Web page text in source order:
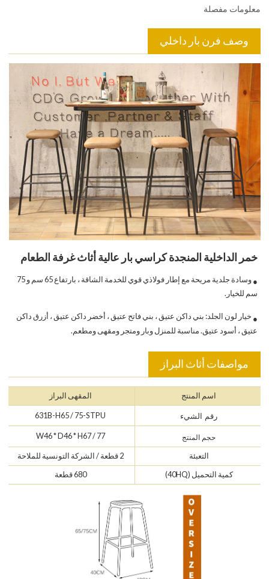
معلومات مفصلة
وصف فرن بار داخلي
خمر الداخلية المنجدة كراسي بار عالية أثاث غرفة الطعام
●
وسادة جلدية مريحة مع إطار فولاذي قوي للخدمة الشاقة ، بارتفاع 65 سم و 75
سم للخيار.
● خيار لون الجلد: بني داكن عتيق ، بني فاتح عتيق ، أخضر داكن عتيق ، أزرق داكن
عتيق ، أسود عتيق. مناسبة للمنزل وبار ومتجر ومقهى ومطعم.
مواصفات أثاث البراز
اسم المنتج المقهى البراز
رقم الشيء 631B-H65 / 75-STPU
حجم المنتج W46 * D46 * H67 / 77
التعبئة
2 قطعة / الشركة التونسية للملاحة
كمية التحميل (40HQ)
680 قطعة